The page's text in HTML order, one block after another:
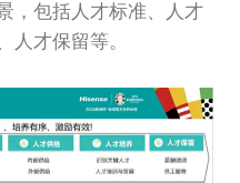
，包括人才标准、人才
人才保留等。